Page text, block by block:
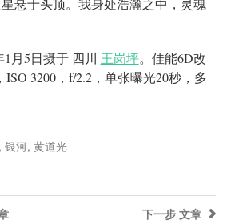
悬于头顶。我身处浩瀚之中，灵魂
1月5日摄于 四川 王岗坪。佳能6D改
ISO 3200，f/2.2，单张曝光20秒，多
银河, 黄道光
下一步 文章